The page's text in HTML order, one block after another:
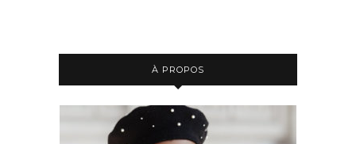
À PROPOS